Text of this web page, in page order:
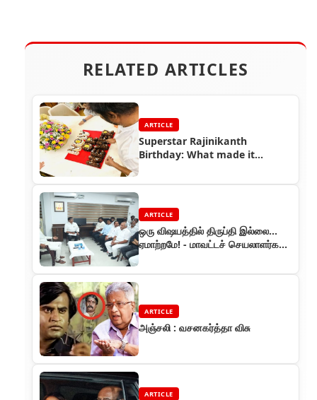
RELATED ARTICLES
ARTICLE
Superstar Rajinikanth
Birthday: What made it
ARTICLE
ஒரு விஷயத்தில் திருப்தி இல்லை...
ஏமாற்றமே! - மாவட்டச் செயலாளர்கள்
ARTICLE
அஞ்சலி : வசனகர்த்தா விசு
ARTICLE